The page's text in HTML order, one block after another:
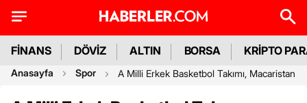
FİNANS DÖVİZ ALTIN BORSA KRİPTO
Anasayfa Spor A Milli Erkek Basketbol Takımı, Macaristan